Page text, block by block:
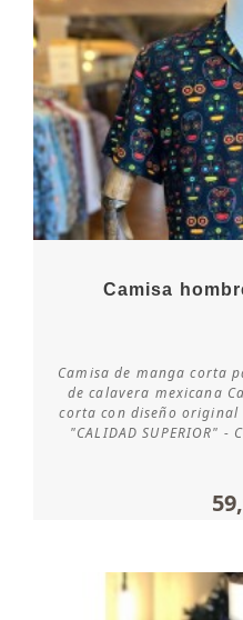
Consultar
Camisa
Camisa de manga corta
de calavera mexicana
corta con diseño original
"CALIDAD SUPERIOR"